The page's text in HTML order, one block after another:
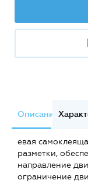
Описание
евая
разметки,
направление
ограничение